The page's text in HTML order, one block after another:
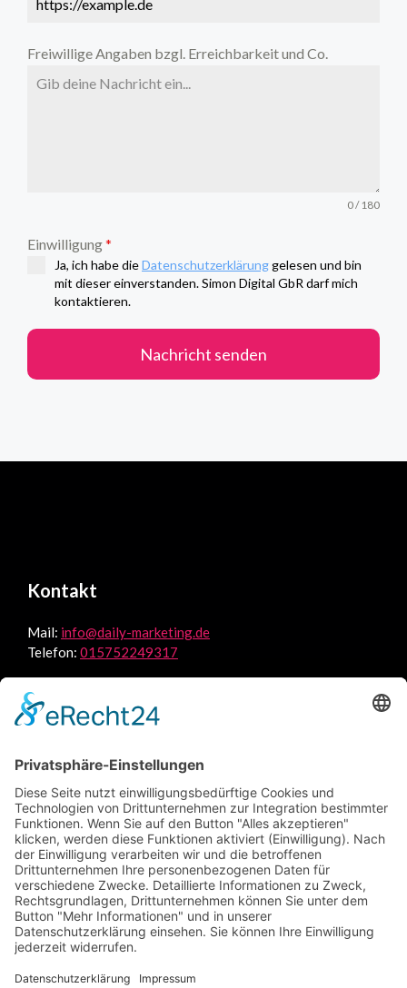
Freiwillige Angaben bzgl. Erreichbarkeit und Co.
0 / 180
Einwilligung*
Ja, ich habe dieDatenschutzerklärunggelesen und bin
mit dieser einverstanden. Simon Digital GbR darf mich
kontaktieren.
Nachricht senden
Kontakt
Mail: info@daily-marketing.de
Telefon: 015752249317
Petrinistraße 7
97080 Würzburg - DE
Leistungen
Google Ads
Webdesign
Jobs
Blog
Über uns